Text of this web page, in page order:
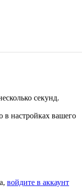
секунд.
в настройках вашего
войдите в аккаунт